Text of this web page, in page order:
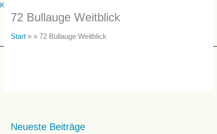
Zum
Inhalt
Küstenatelier
Menü
72 Bullauge Weitblick
Start » »72 Bullauge Weitblick
Neueste Beiträge